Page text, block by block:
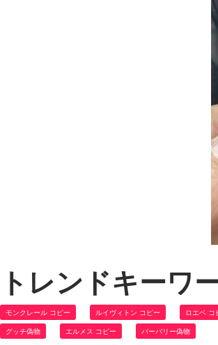
トレンドキーワ
モンクレール コピー ルイヴィトン コピー ロエベ コ
グッチ偽物 エルメス コピー バーバリー偽物